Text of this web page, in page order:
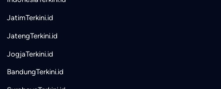
JatimTerkini.id
JatengTerkini.id
JogjaTerkini.id
BandungTerkini.id